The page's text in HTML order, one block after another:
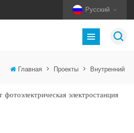
Русский
Главная > Проекты > Внутренний
электростанция